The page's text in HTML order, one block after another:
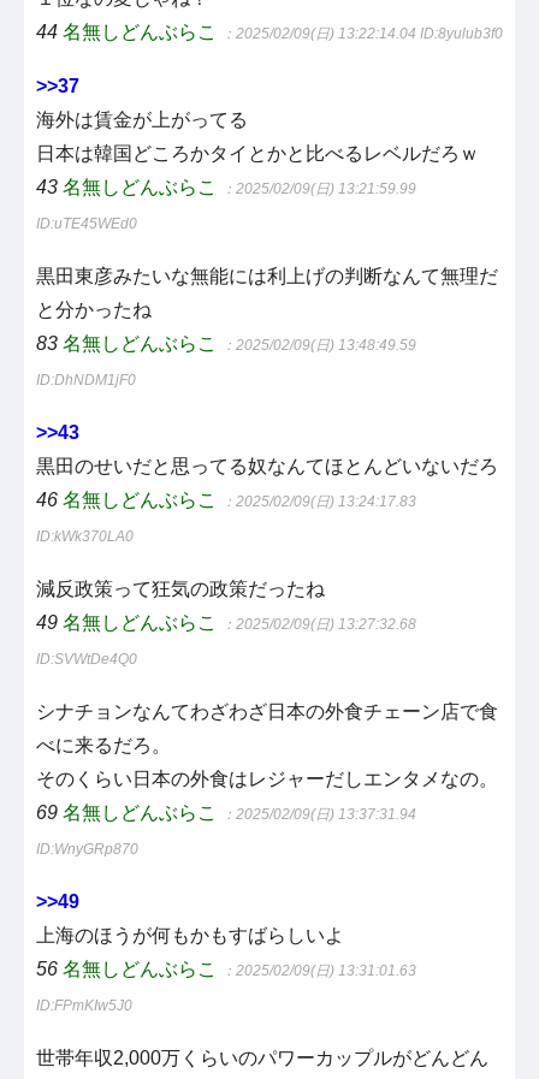
44 名無しどんぶらこ ：2025/02/09(日) 13:22:14.04 ID:8yulub3f0
>>37
海外は賃金が上がってる
日本は韓国どころかタイとかと比べるレベルだろｗ
43 名無しどんぶらこ ：2025/02/09(日) 13:21:59.99
ID:uTE45WEd0
黒田東彦みたいな無能には利上げの判断なんて無理だ
と分かったね
83 名無しどんぶらこ ：2025/02/09(日) 13:48:49.59
ID:DhNDM1jF0
>>43
黒田のせいだと思ってる奴なんてほとんどいないだろ
46 名無しどんぶらこ ：2025/02/09(日) 13:24:17.83
ID:kWk370LA0
減反政策って狂気の政策だったね
49 名無しどんぶらこ ：2025/02/09(日) 13:27:32.68
ID:SVWtDe4Q0
シナチョンなんてわざわざ日本の外食チェーン店で食
べに来るだろ。
そのくらい日本の外食はレジャーだしエンタメなの。
69 名無しどんぶらこ ：2025/02/09(日) 13:37:31.94
ID:WnyGRp870
>>49
上海のほうが何もかもすばらしいよ
56 名無しどんぶらこ ：2025/02/09(日) 13:31:01.63
ID:FPmKIw5J0
世帯年収2,000万くらいのパワーカップルがどんどん